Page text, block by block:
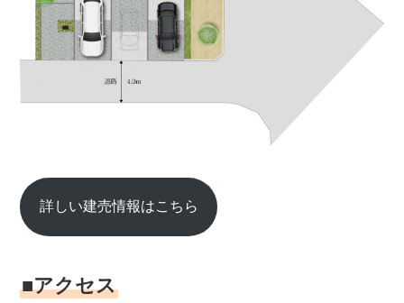
詳しい建売情報はこちら
■アクセス